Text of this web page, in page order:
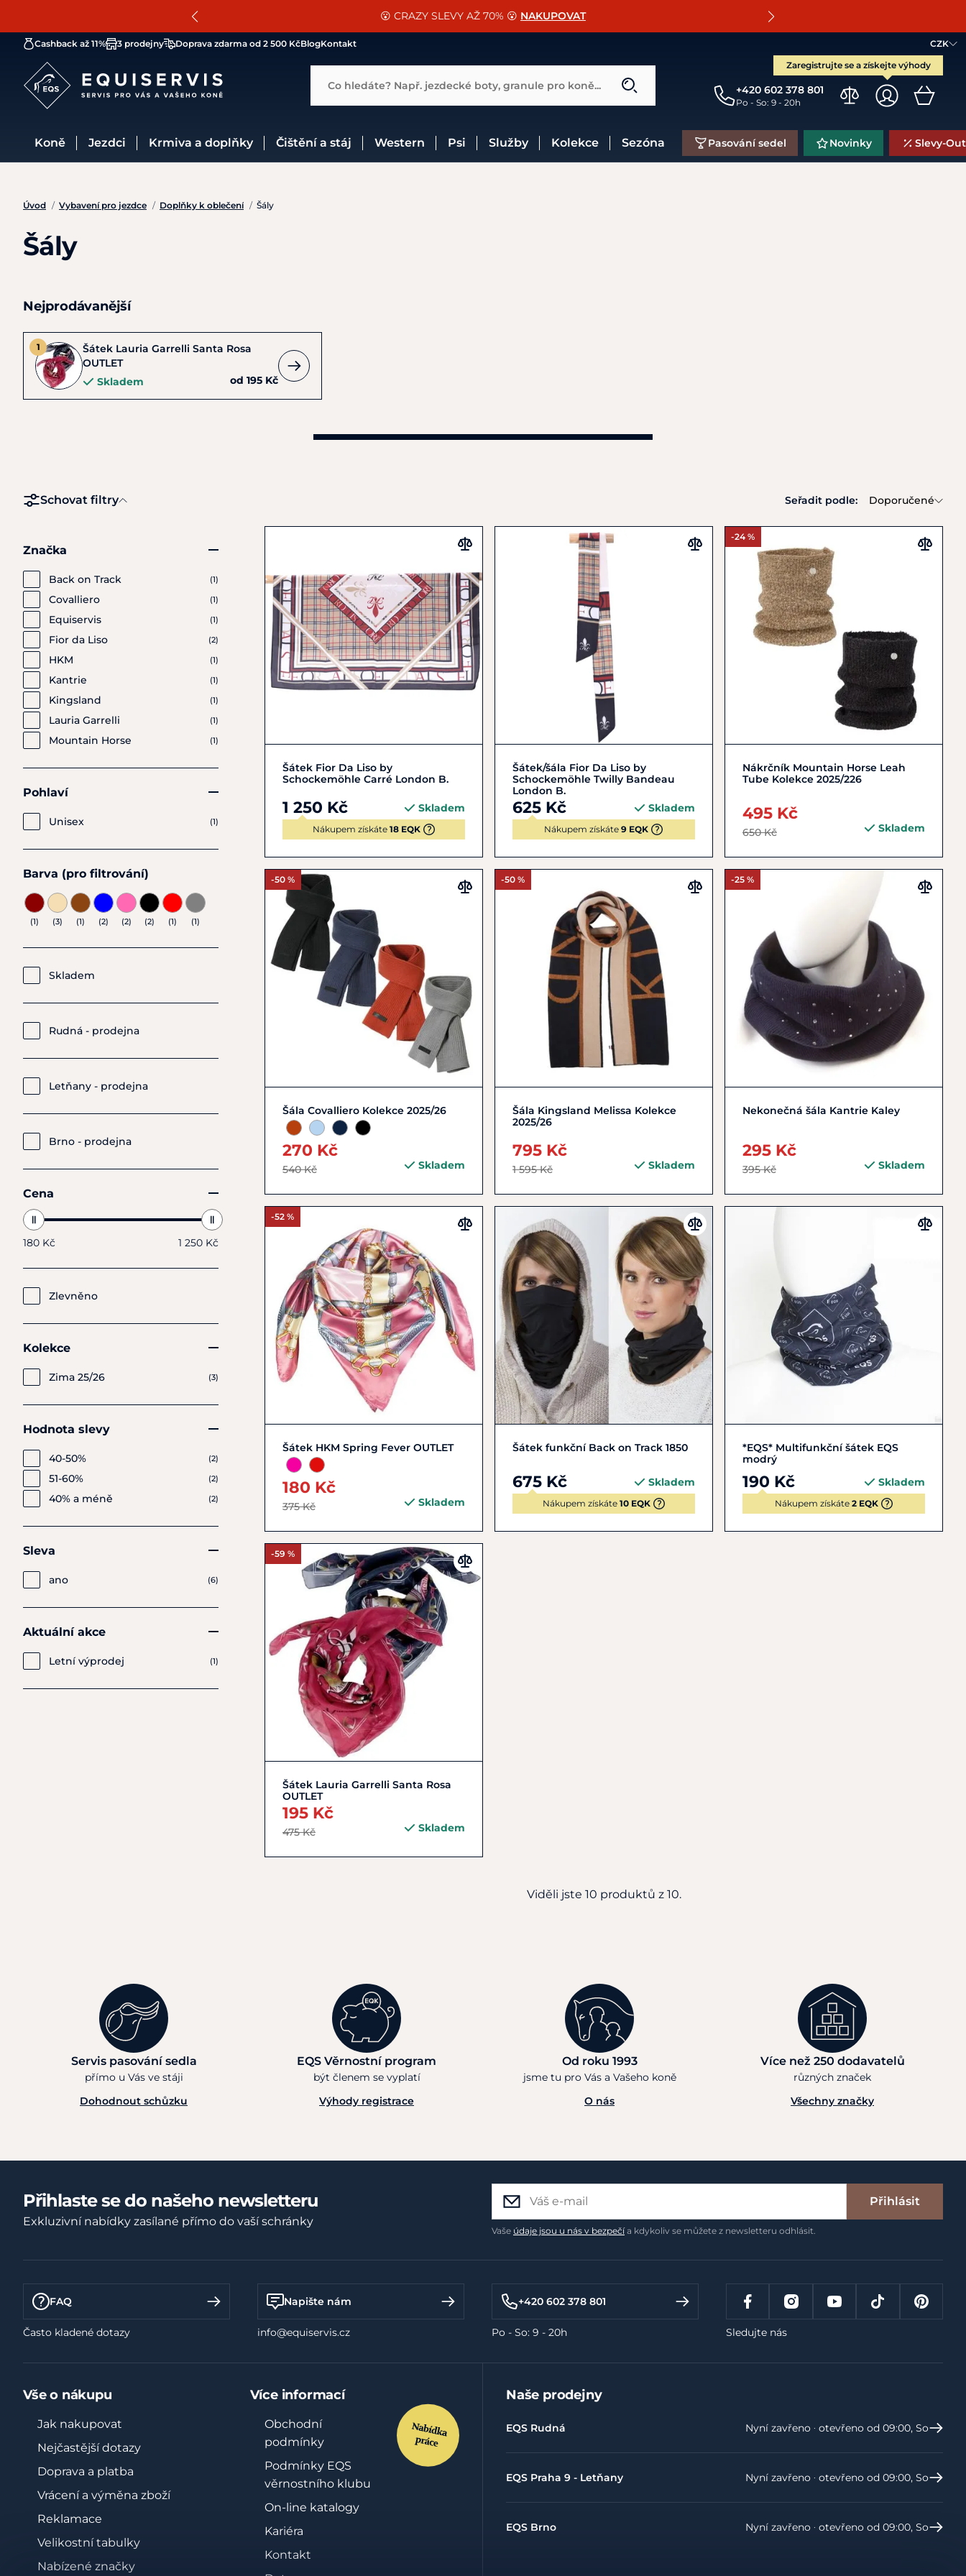
SLEVA 13% na vše od Cassini! CHCI SLEVU
😮 CRAZY SLEVY AŽ 70% 😮 NAKUPOVAT
📐Pasování a doplňky k vybraným sedlům ZDARMA 🐴
CZK
Zaregistrujte se a získejte výhody
+420 602 378 801
Po - So: 9 - 20h
Cashback až 11% 3 prodejny Doprava zdarma od 2 500 KčBlogKontakt
Co hledáte? Např. jezdecké boty, granule pro koně...
Koně Jezdci Krmiva a doplňky Čištění a stáj Western Psi Služby Kolekce Sezóna Pasování sedel Novinky Slevy-
Úvod / Vybavení pro jezdce / Doplňky k oblečení / Šály
Šály
Nejprodávanější
Šátek Lauria Garrelli Santa Rosa
OUTLET
Skladem
od 195 Kč
Schovat filtry Seřadit podle: Doporučené
Značka
Back on Track (1)
Covalliero (1)
Equiservis (1)
Fior da Liso (2)
HKM (1)
Kantrie (1)
Kingsland (1)
Lauria Garrelli (1)
Mountain Horse (1)
Pohlaví
Unisex (1)
Barva (pro filtrování)
(1) (3) (1) (2) (2) (2) (1) (1)
Skladem
Rudná - prodejna
Letňany - prodejna
Brno - prodejna
Cena
180 Kč 1 250 Kč
Zlevněno
Kolekce
Zima 25/26 (3)
Hodnota slevy
40-50% (2)
51-60% (2)
40% a méně (2)
Sleva
ano (6)
Aktuální akce
Letní výprodej (1)
Zobrazit detail
Šátek Fior Da Liso by
Schockemöhle Carré London B.
1 250 Kč Skladem
Nákupem získáte 18 EQK
Zobrazit detail
Šátek/šála Fior Da Liso by
Schockemöhle Twilly Bandeau
London B.
625 Kč Skladem
Nákupem získáte9 EQK
-24 %
Zobrazit detail
Nákrčník Mountain Horse Leah
Tube Kolekce 2025/226
495 Kč
650 Kč Skladem
-50 %
Zobrazit detail
Šála Covalliero Kolekce 2025/26
270 Kč
540 Kč Skladem
-50 %
Zobrazit detail
Šála Kingsland Melissa Kolekce
2025/26
795 Kč
1 595 Kč Skladem
-25 %
Zobrazit detail
Nekonečná šála Kantrie Kaley
295 Kč
395 Kč Skladem
-52 %
Zobrazit detail
Šátek HKM Spring Fever OUTLET
180 Kč
375 Kč Skladem
Do košíku
Šátek funkční Back on Track 1850
675 Kč Skladem
Nákupem získáte 10 EQK
Do košíku
*EQS* Multifunkční šátek EQS
modrý
190 Kč Skladem
Nákupem získáte 2 EQK
-59 %
Zobrazit detail
Šátek Lauria Garrelli Santa Rosa
OUTLET
195 Kč
475 Kč Skladem
Viděli jste 10 produktů z 10.
Servis pasování sedla
přímo u Vás ve stáji
Dohodnout schůzku
EQS Věrnostní program
být členem se vyplatí
Výhody registrace
Od roku 1993
jsme tu pro Vás a Vašeho koně
O nás
Více než 250 dodavatelů
různých značek
Všechny značky
Přihlaste se do našeho newsletteru
Exkluzivní nabídky zasílané přímo do vaší schránky
Přihlásit
Vaše údaje jsou u nás v bezpečía kdykoliv se můžete z newsletteru odhlásit.
FAQ
Často kladené dotazy
Napište nám
info@equiservis.cz
+420 602 378 801
Po - So: 9 - 20h Sledujte nás
Vše o nákupu
Jak nakupovat
Nejčastější dotazy
Doprava a platba
Vrácení a výměna zboží
Reklamace
Velikostní tabulky
Nabízené značky
Více informací
Obchodní
podmínky
Podmínky EQS
věrnostního klubu
On-line katalogy
Kariéra
Kontakt
Naše prodejny
EQS Rudná Nyní zavřeno ‧ otevřeno od 09:00, So
EQS Praha 9 - Letňany Nyní zavřeno ‧ otevřeno od 09:00, So
EQS Brno Nyní zavřeno ‧ otevřeno od 09:00, So